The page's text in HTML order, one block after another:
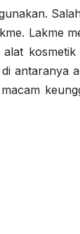
Lakme
kosmetik
antaranya